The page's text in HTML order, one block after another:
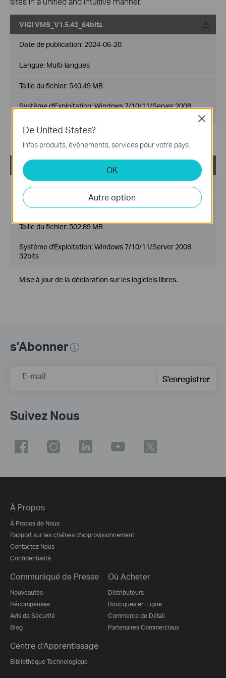
VIGI VMS_V1.5.42_64bits
Date de publication: 2024-06-20
Langue: Multi-langues
Taille du fichier: 540.49 MB
Système d'Exploitation: Windows 7/10/11/Server 2008
VIGI VMS_V1.5.42_32bits
Date de publication:2024-06-20
Langue:Multi-langues
Taille du fichier:502.89 MB
Système d'Exploitation: Windows 7/10/11/Server 2008
32bits
Mise à jour de la déclaration sur les logiciels libres.
s’Abonner
E-mail S'enregistrer
Suivez Nous
À Propos
À Propos de Nous
Rapport sur les chaînes d’approvisionnement
Contactez Nous
Confidentialité
Communiqué de Presse
Nouveautés
Récompenses
Avis de Sécurité
Blog
Où Acheter
Distributeurs
Boutiques en Ligne
Commerce de Détail
Partenaires Commerciaux
Centre d'Apprentissage
Bibliothèque Technologique
De United States?
Infos produits, événements, services pour votre pays.
OK
Autre option
Close